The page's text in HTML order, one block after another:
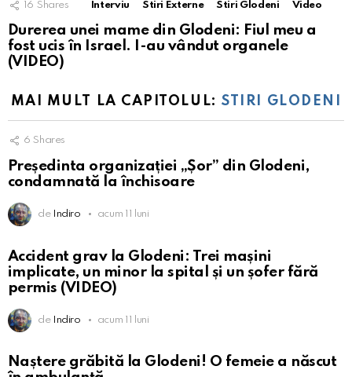
16 Shares Interviu Stiri Externe Stiri Glodeni Video
Durerea unei mame din Glodeni: Fiul meu a
fost ucis în Israel. I-au vândut organele
(VIDEO)
MAI MULT LA CAPITOLUL:STIRI GLODENI
6 Shares
Președinta organizației „Șor” din Glodeni,
condamnată la închisoare
de Indiro acum 11 luni
Accident grav la Glodeni: Trei mașini
implicate, un minor la spital și un șofer fără
permis (VIDEO)
de Indiro acum 11 luni
Naștere grăbită la Glodeni! O femeie a născut